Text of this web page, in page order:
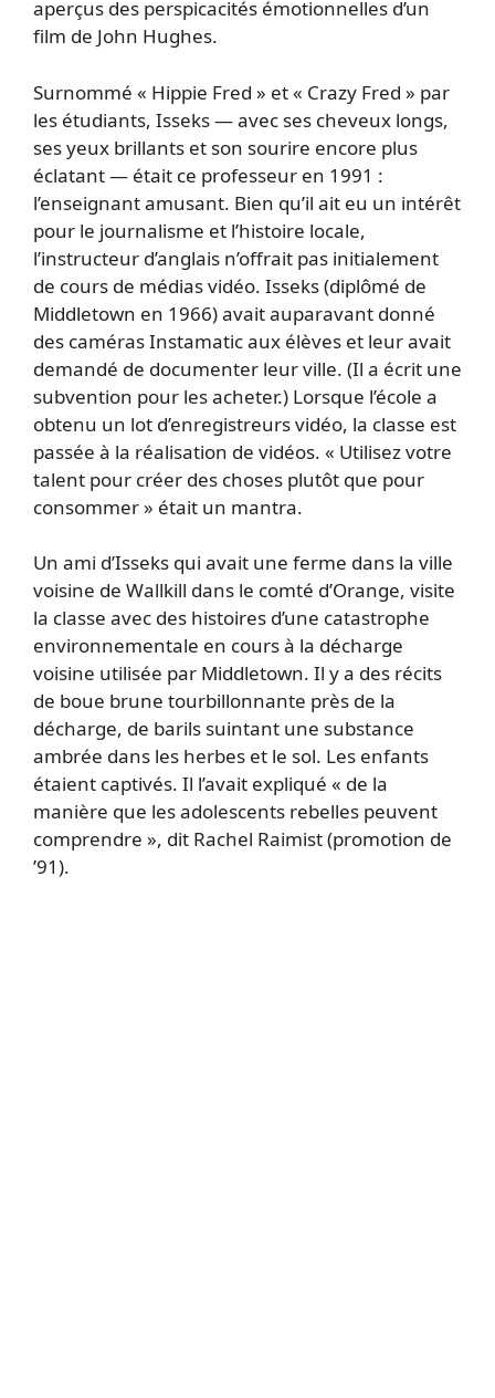
aperçus des perspicacités émotionnelles d’un
film de John Hughes.
Surnommé « Hippie Fred » et « Crazy Fred » par
les étudiants, Isseks — avec ses cheveux longs,
ses yeux brillants et son sourire encore plus
éclatant — était ce professeur en 1991 :
l’enseignant amusant. Bien qu’il ait eu un intérêt
pour le journalisme et l’histoire locale,
l’instructeur d’anglais n’offrait pas initialement
de cours de médias vidéo. Isseks (diplômé de
Middletown en 1966) avait auparavant donné
des caméras Instamatic aux élèves et leur avait
demandé de documenter leur ville. (Il a écrit une
subvention pour les acheter.) Lorsque l’école a
obtenu un lot d’enregistreurs vidéo, la classe est
passée à la réalisation de vidéos. « Utilisez votre
talent pour créer des choses plutôt que pour
consommer » était un mantra.
Un ami d’Isseks qui avait une ferme dans la ville
voisine de Wallkill dans le comté d’Orange, visite
la classe avec des histoires d’une catastrophe
environnementale en cours à la décharge
voisine utilisée par Middletown. Il y a des récits
de boue brune tourbillonnante près de la
décharge, de barils suintant une substance
ambrée dans les herbes et le sol. Les enfants
étaient captivés. Il l’avait expliqué « de la
manière que les adolescents rebelles peuvent
comprendre », dit Rachel Raimist (promotion de
’91).